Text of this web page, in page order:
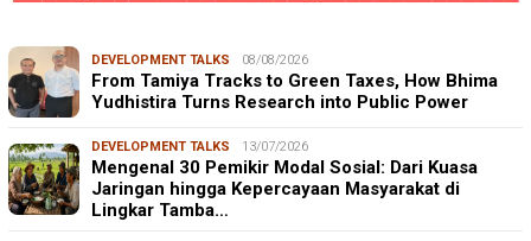
DEVELOPMENT TALKS 08/08/2026
From Tamiya Tracks to Green Taxes, How Bhima
Yudhistira Turns Research into Public Power
DEVELOPMENT TALKS 13/07/2026
Mengenal 30 Pemikir Modal Sosial: Dari Kuasa
Jaringan hingga Kepercayaan Masyarakat di
Lingkar Tamba…